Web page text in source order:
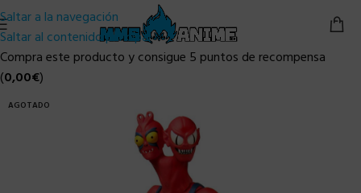
Saltar a la navegación
Saltar al contenido principal
Compra este producto y consigue 5 puntos de recompensa
(0,00€)
AGOTADO